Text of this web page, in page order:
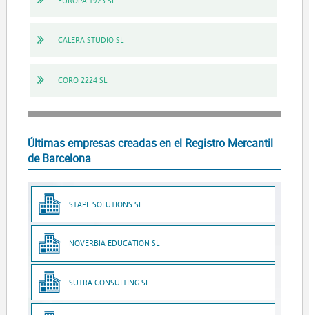
CALERA STUDIO SL
CORO 2224 SL
Últimas empresas creadas en el Registro Mercantil
de Barcelona
STAPE SOLUTIONS SL
NOVERBIA EDUCATION SL
SUTRA CONSULTING SL